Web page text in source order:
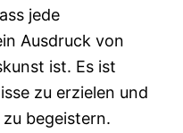
jede
Ausdruck von
ist. Es ist
zu erzielen und
begeistern.